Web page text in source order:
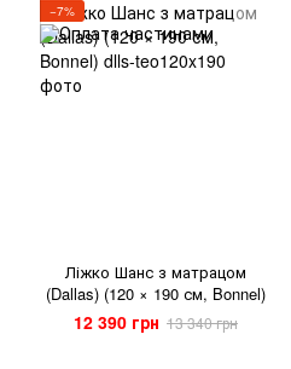
−7%
Ліжко Шанс з матрацом
(Dallas) (120 × 190 см, Bonnel)
12 390 грн 13 340 грн